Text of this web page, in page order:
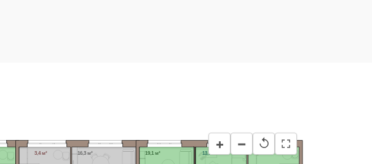
+ − ↺
3,4 м² 16,3 м² 3,4 м²
19,1 м² 13,7 м²